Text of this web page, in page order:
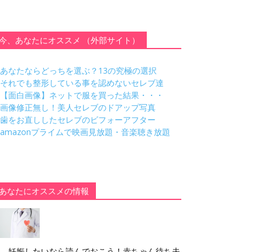
、あなたにオススメ （外部サイト）
あなたならどっちを選ぶ？13の究極の選択
それでも整形している事を認めないセレブ達
【面白画像】ネットで服を買った結果・・・
画像修正無し！美人セレブのドアップ写真
歯をお直ししたセレブのビフォーアフター
amazonプライムで映画見放題・音楽聴き放題
あなたにオススメの情報